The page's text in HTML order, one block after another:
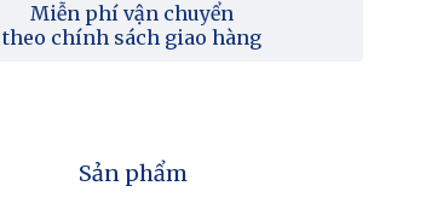
Miễn phí vận chuyển
theo chính sách giao hàng
Sản phẩm